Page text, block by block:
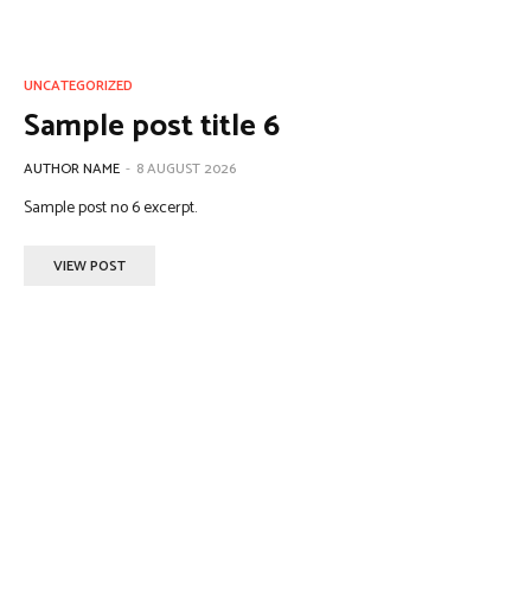
UNCATEGORIZED
Sample post title 6
AUTHOR NAME - 8 AUGUST 2026
Sample post no 6 excerpt.
VIEW POST